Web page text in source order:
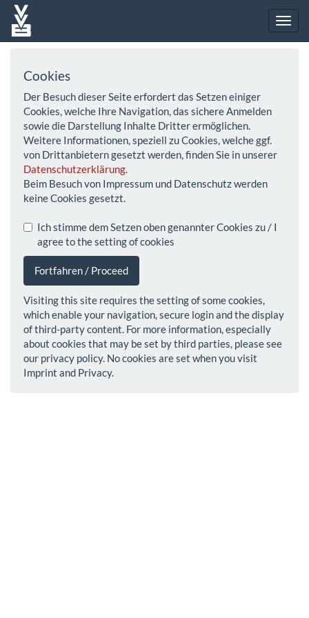
Cookies
Der Besuch dieser Seite erfordert das Setzen einiger
Cookies, welche Ihre Navigation, das sichere Anmelden
sowie die Darstellung Inhalte Dritter ermöglichen.
Weitere Informationen, speziell zu Cookies, welche ggf.
von Drittanbietern gesetzt werden, finden Sie in unserer
Datenschutzerklärung.
Beim Besuch von Impressum und Datenschutz werden
keine Cookies gesetzt.
Ich stimme dem Setzen oben genannter Cookies zu / I
agree to the setting of cookies
Fortfahren / Proceed
Visiting this site requires the setting of some cookies,
which enable your navigation, secure login and the display
of third-party content. For more information, especially
about cookies that may be set by third parties, please see
our privacy policy. No cookies are set when you visit
Imprint and Privacy.